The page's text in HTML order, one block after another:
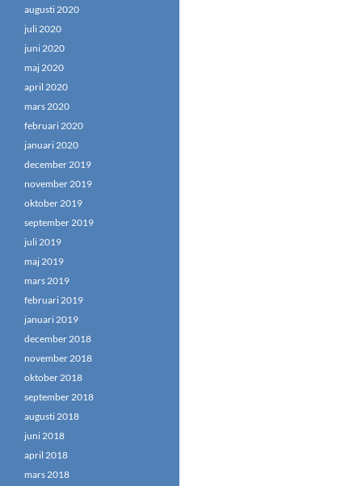
augusti 2020
juli 2020
juni 2020
maj 2020
april 2020
mars 2020
februari 2020
januari 2020
december 2019
november 2019
oktober 2019
september 2019
juli 2019
maj 2019
mars 2019
februari 2019
januari 2019
december 2018
november 2018
oktober 2018
september 2018
augusti 2018
juni 2018
april 2018
mars 2018